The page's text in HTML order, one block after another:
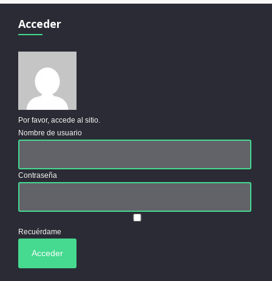
Acceder
Por favor, accede al sitio.
Nombre de usuario
Contraseña
Recuérdame